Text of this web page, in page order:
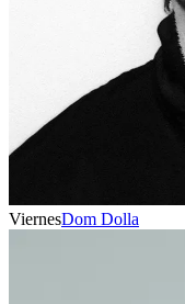
ViernesDom Dolla